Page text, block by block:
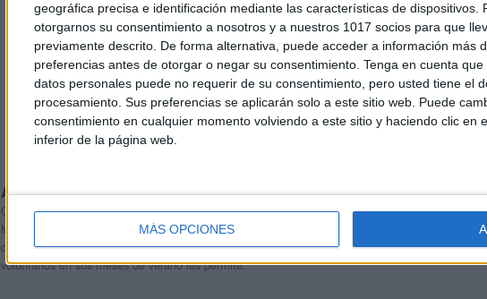
geográfica precisa e identificación mediante las características de dispositivos.
otorgarnos su consentimiento a nosotros y a nuestros 1017 socios para que
previamente descrito. De forma alternativa, puede acceder a información más
preferencias antes de otorgar o negar su consentimiento. Tenga en cuenta
datos personales puede no requerir de su consentimiento, pero usted tiene el
procesamiento. Sus preferencias se aplicarán solo a este sitio web. Puede
consentimiento en cualquier momento volviendo a este sitio y haciendo clic en
inferior de la página web.
MÁS OPCIONES
Acerca de orientacionandujar
Orientación Andújar no es solo un blog, es la apuesta personal de dos profesores Ginés y
Maribel, que además de ser pareja, son los encargados de los contenidos que encontramos
dentro del blog y en el cual, vuelcan la mayor parte del tiempo, que sus tareas como docentes,
voluntarios en sus meses de verano les permite.